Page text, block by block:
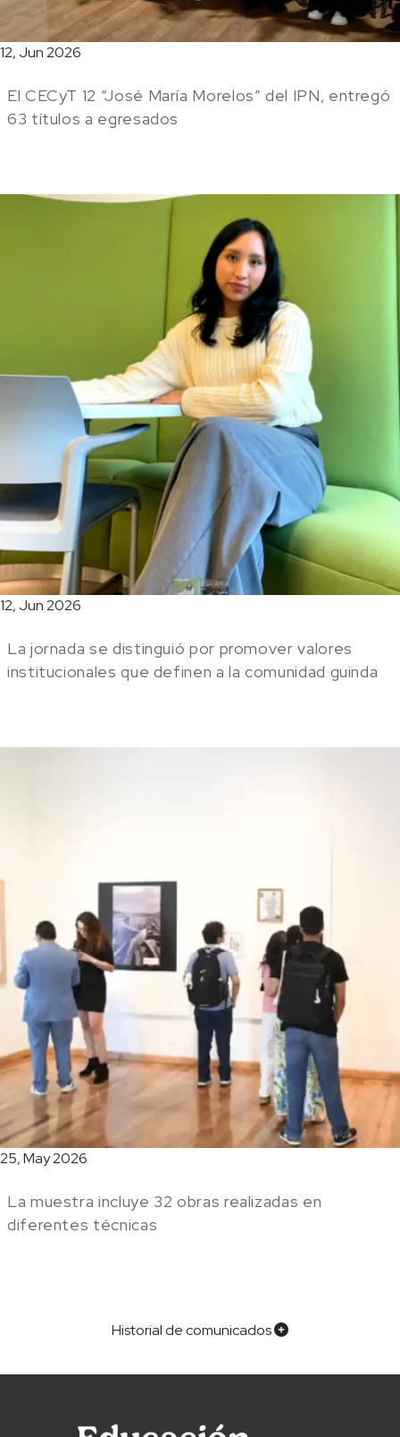
12, Jun 2026
El CECyT 12 “José María Morelos” del IPN, entregó
63 títulos a egresados
12, Jun 2026
La jornada se distinguió por promover valores
institucionales que definen a la comunidad guinda
25, May 2026
La muestra incluye 32 obras realizadas en
diferentes técnicas
Historial de comunicados